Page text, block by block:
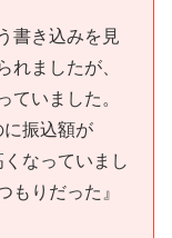
書き込みを見
れましたが、
ていました。
振込額が
なっていまし
もりだった』